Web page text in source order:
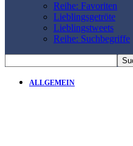
Reihe: Favoriten
Lieblingsgetröte
Lieblingstweets
Reihe: Suchbegriffe
ALLGEMEIN